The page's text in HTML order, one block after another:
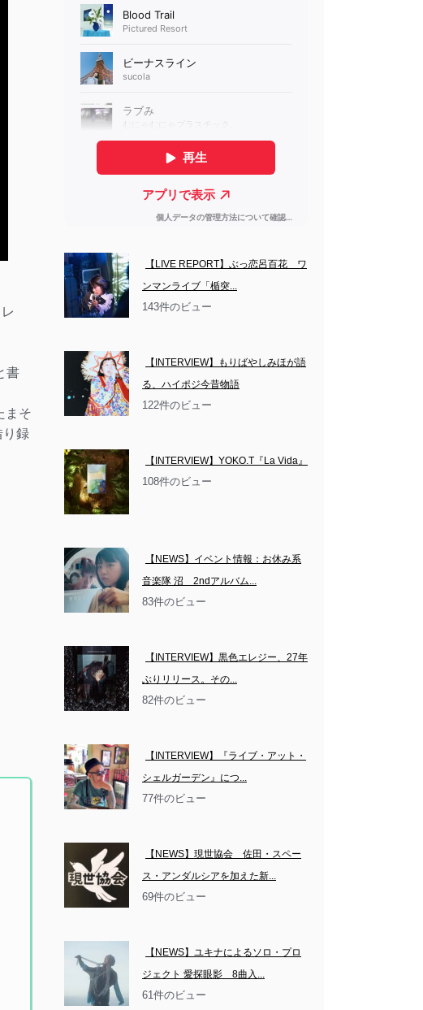
書
まそ
り録
【LIVE REPORT】ぶっ恋呂百花　ワ
ンマンライブ「楯突...
143件のビュー
【INTERVIEW】もりばやしみほが語
る、ハイポジ今昔物語
122件のビュー
【INTERVIEW】YOKO.T『La Vida』
108件のビュー
【NEWS】イベント情報：お休み系
音楽隊 沼　2ndアルバム...
83件のビュー
【INTERVIEW】黒色エレジー、27年
ぶりリリース。その...
82件のビュー
【INTERVIEW】『ライブ・アット・
シェルガーデン』につ...
77件のビュー
【NEWS】現世協会　佐田・スペー
ス・アンダルシアを加えた新...
69件のビュー
【NEWS】ユキナによるソロ・プロ
ジェクト 愛探眼影　8曲入...
61件のビュー